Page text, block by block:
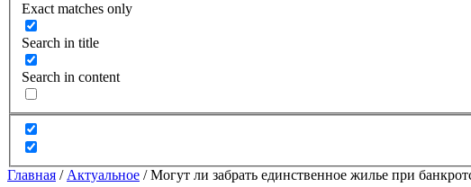
Exact matches only
Search in title
Search in content
Главная / Актуальное /Могут ли забрать единственное жилье при